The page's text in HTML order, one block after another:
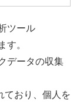
ツール
す。
データの収集
ており、個人を